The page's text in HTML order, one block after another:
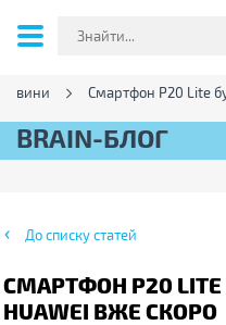
Смартфон P20 Lite
BRAIN-БЛОГ
До списку статей
СМАРТФОН P20
HUAWEI ВЖЕ СКОРО